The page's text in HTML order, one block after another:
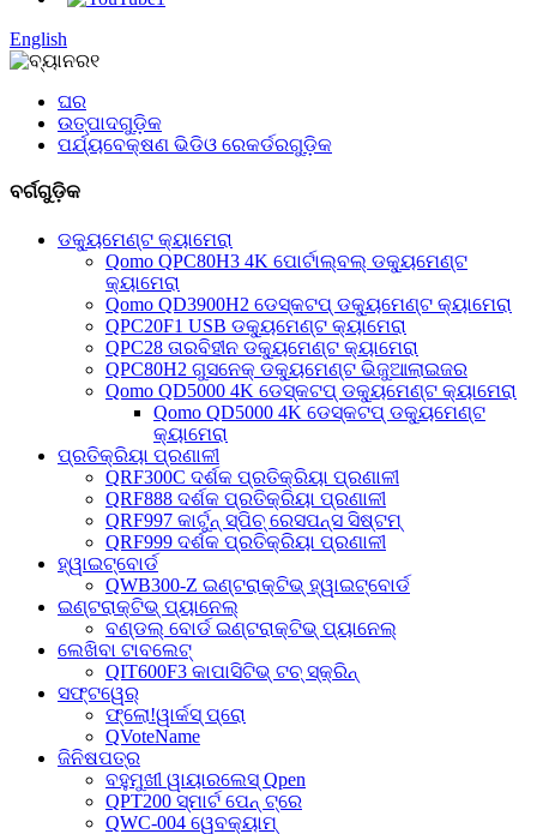
English
ଘର
ଉତ୍ପାଦଗୁଡ଼ିକ
ପର୍ଯ୍ୟବେକ୍ଷଣ ଭିଡିଓ ରେକର୍ଡରଗୁଡ଼ିକ
ବର୍ଗଗୁଡ଼ିକ
ଡକ୍ୟୁମେଣ୍ଟ କ୍ୟାମେରା
Qomo QPC80H3 4K ପୋର୍ଟାଲ୍‌ବଲ୍ ଡକ୍ୟୁମେଣ୍ଟ
କ୍ୟାମେରା
Qomo QD3900H2 ଡେସ୍କଟପ୍ ଡକ୍ୟୁମେଣ୍ଟ କ୍ୟାମେରା
QPC20F1 USB ଡକ୍ୟୁମେଣ୍ଟ କ୍ୟାମେରା
QPC28 ତାରବିହୀନ ଡକ୍ୟୁମେଣ୍ଟ କ୍ୟାମେରା
QPC80H2 ଗୁସନେକ୍ ଡକ୍ୟୁମେଣ୍ଟ ଭିଜୁଆଲାଇଜର
Qomo QD5000 4K ଡେସ୍କଟପ୍ ଡକ୍ୟୁମେଣ୍ଟ କ୍ୟାମେରା
Qomo QD5000 4K ଡେସ୍କଟପ୍ ଡକ୍ୟୁମେଣ୍ଟ
କ୍ୟାମେରା
ପ୍ରତିକ୍ରିୟା ପ୍ରଣାଳୀ
QRF300C ଦର୍ଶକ ପ୍ରତିକ୍ରିୟା ପ୍ରଣାଳୀ
QRF888 ଦର୍ଶକ ପ୍ରତିକ୍ରିୟା ପ୍ରଣାଳୀ
QRF997 କାର୍ଟୁନ୍ ସ୍ପିଚ୍ ରେସପନ୍ସ ସିଷ୍ଟମ୍
QRF999 ଦର୍ଶକ ପ୍ରତିକ୍ରିୟା ପ୍ରଣାଳୀ
ହ୍ୱାଇଟ୍‌ବୋର୍ଡ
QWB300-Z ଇଣ୍ଟରାକ୍ଟିଭ୍ ହ୍ୱାଇଟ୍‌ବୋର୍ଡ
ଇଣ୍ଟରାକ୍ଟିଭ୍ ପ୍ୟାନେଲ୍
ବଣ୍ଡଲ୍ ବୋର୍ଡ ଇଣ୍ଟରାକ୍ଟିଭ୍ ପ୍ୟାନେଲ୍
ଲେଖିବା ଟାବଲେଟ୍
QIT600F3 କାପାସିଟିଭ୍ ଟଚ୍ ସ୍କ୍ରିନ୍
ସଫ୍ଟୱେର୍
ଫ୍ଲୋ!ୱାର୍କସ୍ ପ୍ରୋ
QVoteName
ଜିନିଷପତ୍ର
ବହୁମୁଖୀ ୱାୟାରଲେସ୍ Qpen
QPT200 ସ୍ମାର୍ଟ ପେନ୍ ଟ୍ରେ
QWC-004 ୱେବକ୍ୟାମ୍